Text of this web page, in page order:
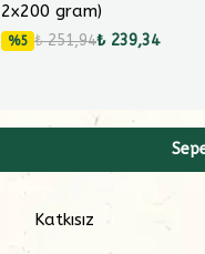
2x200 gram)
%5 ₺ 251,94₺ 239,34
Katkısız